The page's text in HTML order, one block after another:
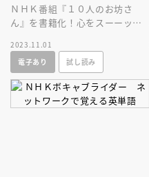
ＮＨＫ番組『１０人のお坊さ
ん』を書籍化！心をスーーッと
のお坊さんがあなたのモヤモヤ
をスッキリ解決
2023.11.01
電子あり
試し読み